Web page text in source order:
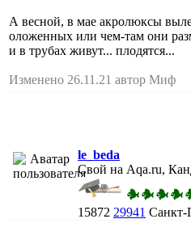
А весной, в мае акролюксы
оложенных или чем-там они
и в трубах живут... плодятся...
Изменено 26.11.21 автор Миф
le_beda
Свой на Aqa.ru,
15872 29941 Санкт-